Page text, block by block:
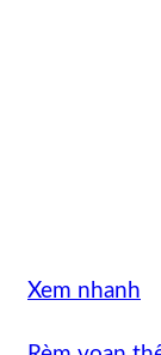
Xem nhanh